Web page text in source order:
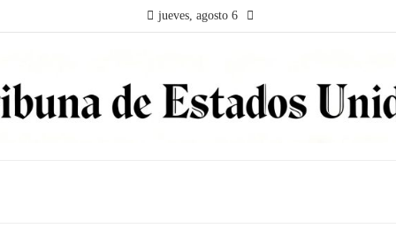
jueves, agosto 6